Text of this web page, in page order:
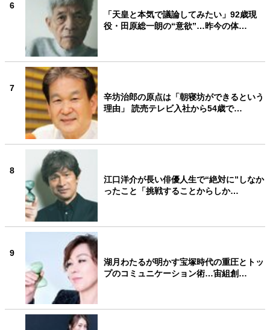
6
「天皇と本気で議論してみたい」92歳現
役・田原総一朗の“意欲”…昨今の体…
7
辛坊治郎の原点は「朝寝坊ができるという
理由」 読売テレビ入社から54歳で…
8
江口洋介が長い俳優人生で“絶対に”しなか
ったこと「挑戦することからしか…
9
湖月わたるが明かす宝塚時代の重圧とトッ
プのコミュニケーション術…宙組創…